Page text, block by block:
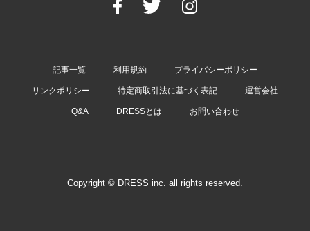
記事一覧 利用規約 プライバシーポリシー
リンクポリシー 特定商取引法に基づく表記 運営会社
Q&A DRESSとは お問い合わせ
Copyright © DRESS inc. all rights reserved.